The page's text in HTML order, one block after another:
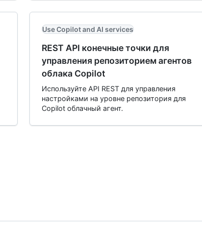
Use Copilot and AI services
REST API конечные точки для
управления репозиторием агентов
облака Copilot
Используйте API REST для управления
настройками на уровне репозитория для
Copilot облачный агент.